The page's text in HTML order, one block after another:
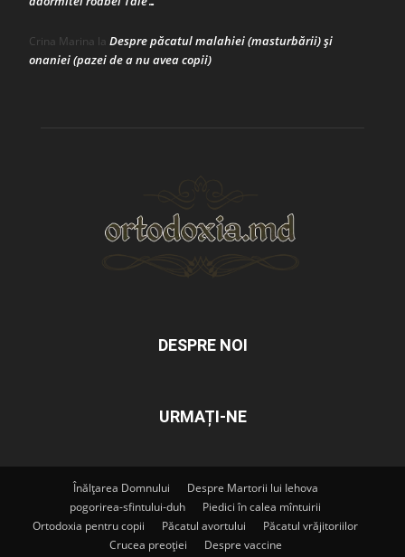
Crina Marina la Despre păcatul malahiei (masturbării) şi
onaniei (pazei de a nu avea copii)
DESPRE NOI
URMAȚI-NE
Înălțarea Domnului
Despre Martorii lui Iehova
pogorirea-sfintului-duh
Piedici în calea mîntuirii
Ortodoxia pentru copii
Păcatul avortului
Păcatul vrăjitoriilor
Crucea preoției
Despre vaccine